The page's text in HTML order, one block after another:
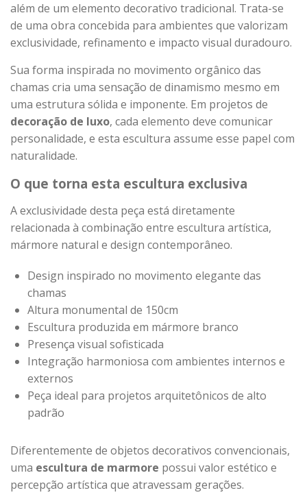
além de um elemento decorativo tradicional. Trata-se
de uma obra concebida para ambientes que valorizam
exclusividade, refinamento e impacto visual duradouro.
Sua forma inspirada no movimento orgânico das
chamas cria uma sensação de dinamismo mesmo em
uma estrutura sólida e imponente. Em projetos de
decoração de luxo, cada elemento deve comunicar
personalidade, e esta escultura assume esse papel com
naturalidade.
O que torna esta escultura exclusiva
A exclusividade desta peça está diretamente
relacionada à combinação entre escultura artística,
mármore natural e design contemporâneo.
Design inspirado no movimento elegante das
chamas
Altura monumental de 150cm
Escultura produzida em mármore branco
Presença visual sofisticada
Integração harmoniosa com ambientes internos e
externos
Peça ideal para projetos arquitetônicos de alto
padrão
Diferentemente de objetos decorativos convencionais,
uma escultura de marmore possui valor estético e
percepção artística que atravessam gerações.